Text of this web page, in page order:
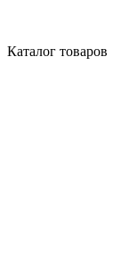
Каталог товаров